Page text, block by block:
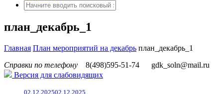
план_декабрь_1
Главная План мероприятий на декабрь план_декабрь_1
Справки по телефону
8(498)595-51-74
gdk_soln@mail.ru
Версия для слабовидящих
02.12.202502.12.2025